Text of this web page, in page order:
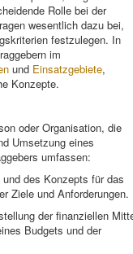
Rolle bei der
wesentlich dazu bei,
festzulegen. In
im
und Einsatzgebiete,
Konzepte.
oder Organisation, die
Umsetzung eines
umfassen:
des Konzepts für das
Ziele und Anforderungen.
der finanziellen
Budgets und der